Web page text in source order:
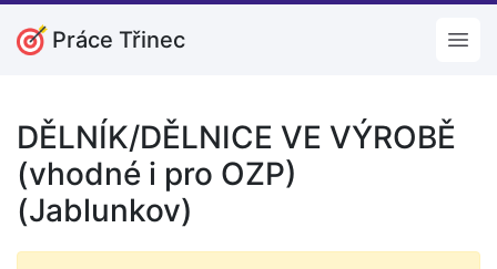
Práce Třinec
DĚLNÍK/DĚLNICE VE VÝROBĚ
(vhodné i pro OZP)
(Jablunkov)